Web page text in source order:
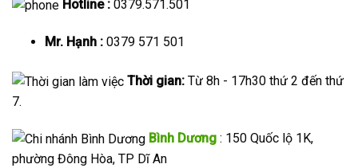
Hotline : 0379.571.501
Mr. Hạnh :0379 571 501
Thời gian: Từ 8h - 17h30 thứ 2 đến thứ
7.
Bình Dương : 150 Quốc lộ 1K,
phường Đông Hòa, TP Dĩ An